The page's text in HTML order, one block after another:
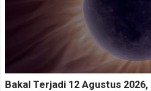
Bakal Terjadi 12 Agustus